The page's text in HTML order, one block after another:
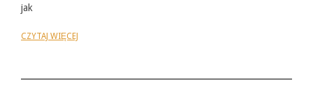
jak
CZYTAJ WIĘCEJ